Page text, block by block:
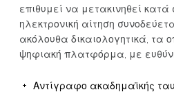
επιθυμεί να μετακινηθεί κατά
ηλεκτρονική αίτηση
ακόλουθα δικαιολογητικά, τα
ψηφιακή πλατφόρμα, με
Αντίγραφο ακαδημαϊκής